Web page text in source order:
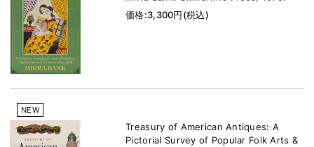
価格:3,300円(税込)
NEW
Treasury of American Antiques: A
Pictorial Survey of Popular Folk Arts &